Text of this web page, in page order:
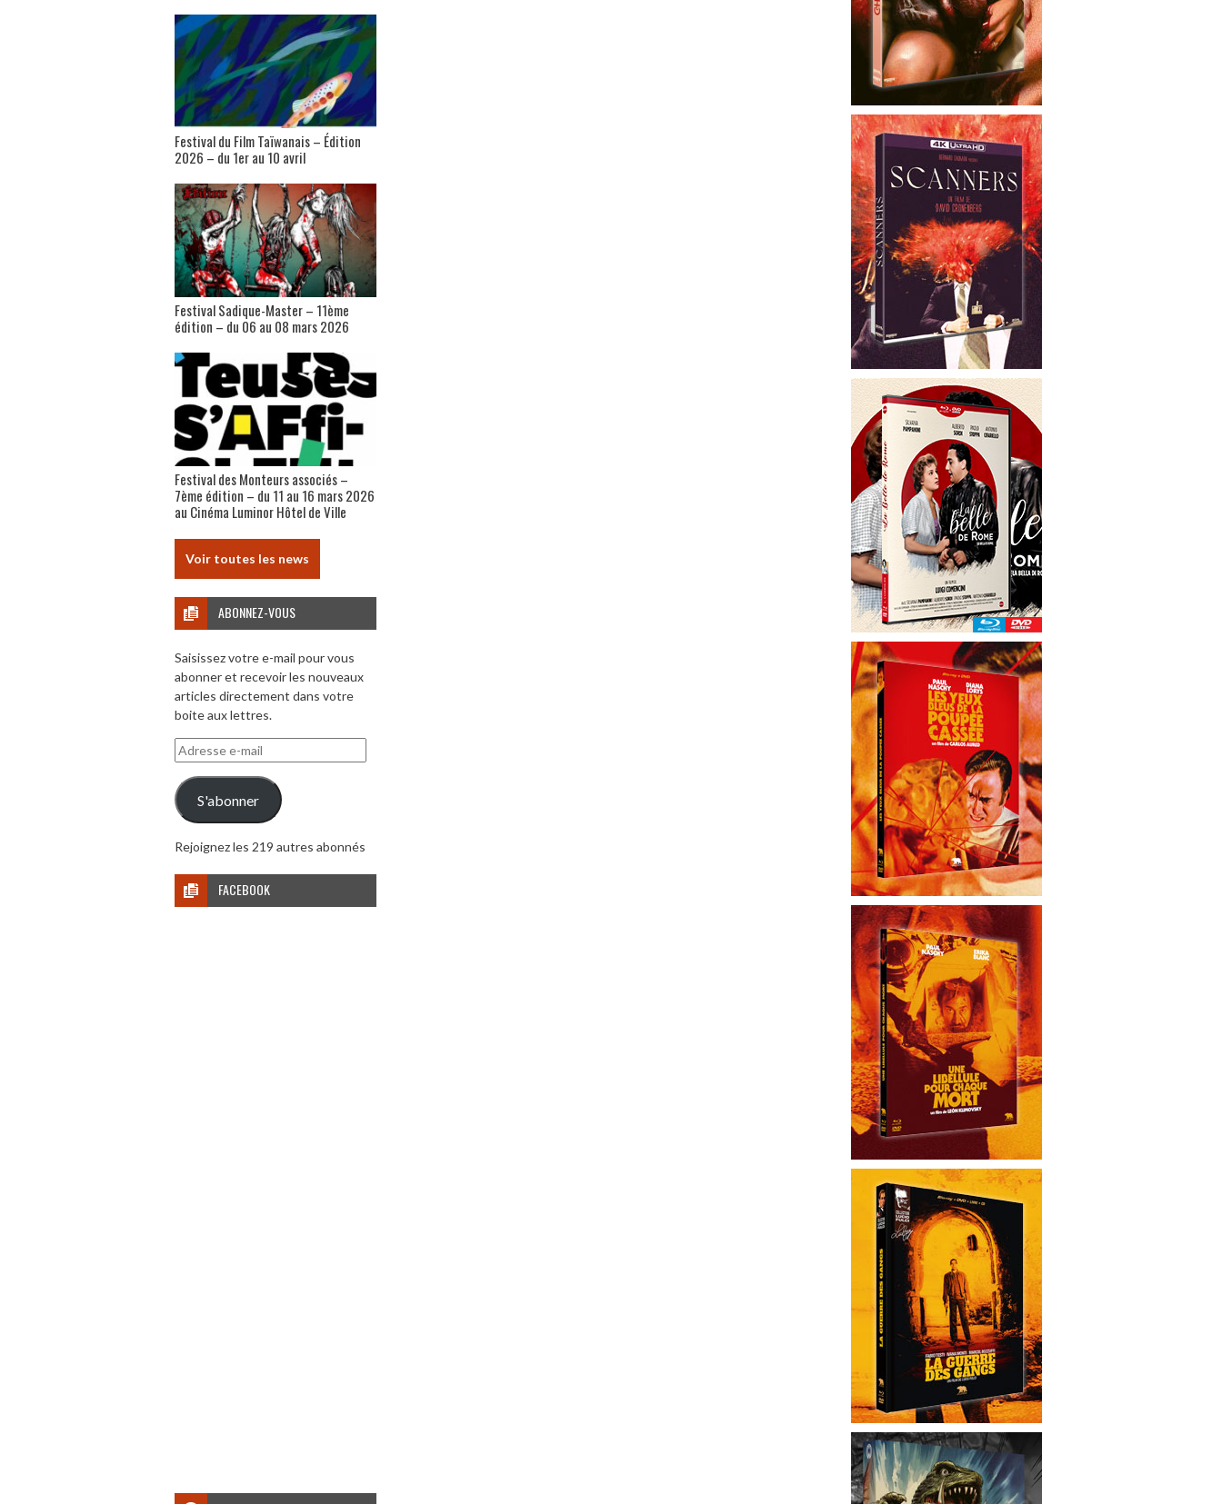
Festival du Film Taïwanais – Édition
2026 – du 1er au 10 avril
Festival Sadique-Master – 11ème
édition – du 06 au 08 mars 2026
Festival des Monteurs associés –
7ème édition – du 11 au 16 mars 2026
au Cinéma Luminor Hôtel de Ville
Voir toutes les news
ABONNEZ-VOUS
Saisissez votre e-mail pour vous
abonner et recevoir les nouveaux
articles directement dans votre
boite aux lettres.
Adresse
e-
mail
S'abonner
Rejoignez les 219 autres abonnés
FACEBOOK